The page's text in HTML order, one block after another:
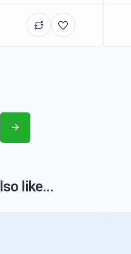
like...